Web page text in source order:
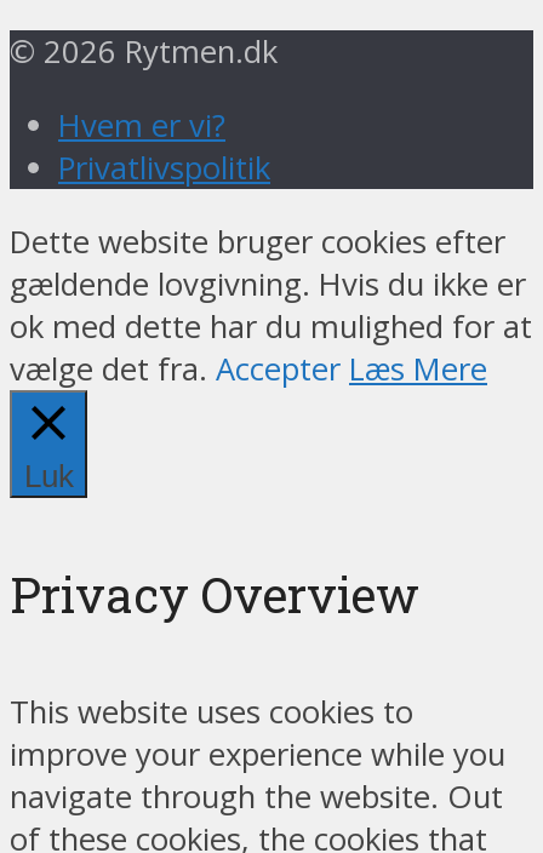
© 2026 Rytmen.dk
Hvem er vi?
Privatlivspolitik
Dette website bruger cookies efter
gældende lovgivning. Hvis du ikke er
ok med dette har du mulighed for at
vælge det fra. Accepter Læs Mere
Luk
Privacy Overview
This website uses cookies to
improve your experience while you
navigate through the website. Out
of these cookies, the cookies that